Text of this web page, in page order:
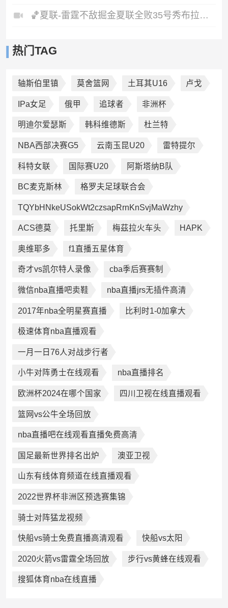
🏀夏联-雷霆不敌掘金夏联全败35号秀布拉齐尔32+6马拉14+7+6
热门TAG
轴斯伯里镇 莫舍篮网 土耳其U16 卢戈
IPa女足 俄甲 追球者 非洲杯
明迪尔爱瑟斯 韩科维德斯 杜兰特
NBA西部决赛G5 云南玉昆U20 雷特提尔
科特女联 国际赛U20 阿斯塔纳B队
BC麦克斯林 格罗夫足球联合会
TQYbHNkeUSokWt2czsapRrnKnSvjMaWzhy
ACS德莫 托里斯 梅茲拉火车头 HAPK
奥维耶多 f1直播五星体育
奇才vs凯尔特人录像 cba季后赛赛制
微信nba直播吧卖鞋 nba直播jrs无插件高清
2017年nba全明星赛直播 比利时1-0加拿大
极速体育nba直播观看
一月一日76人对战步行者
小牛对阵勇士在线观看 nba直播排名
欧洲杯2024在哪个国家 四川卫视在线直播观看
篮网vs公牛全场回放
nba直播吧在线观看直播免费高清
国足最新世界排名出炉 澳亚卫视
山东有线体育频道在线直播观看
2022世界杯非洲区预选赛集锦
骑士对阵猛龙视频
快船vs骑士免费直播高清观看 快船vs太阳
2020火箭vs雷霆全场回放 步行vs黄蜂在线观看
搜狐体育nba在线直播